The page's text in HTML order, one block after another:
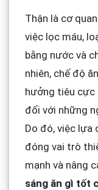
Thận là cơ
việc lọc máu,
bằng nước và
nhiên, chế độ
hưởng tiêu cực
đối với những
Do đó, việc lựa
đóng vai trò
mạnh và nâng
sáng ăn gì tốt